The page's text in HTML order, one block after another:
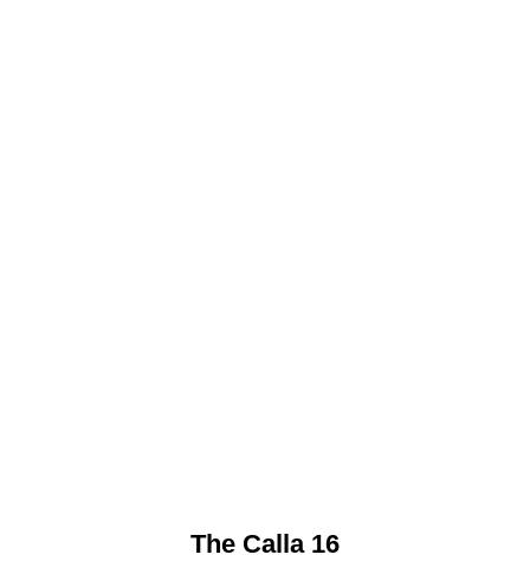
The Calla 16